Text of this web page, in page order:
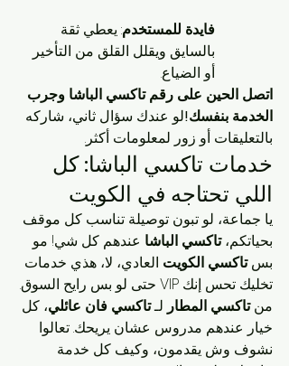
فايدة للمستخدم: يعطي ثقة
بالسايق ويقلل القلق من التأخير
أو الضياع.
اتصل الحين على رقم تاكسي الباشا وجرب
الخدمة بنفسك!لو عندك سؤال ثاني، شاركه
بالتعليقات أو زور لمعلومات أكثر.
خدمات تاكسي الباشا: كل
اللي تحتاجه في الكويت
يا جماعة، لو تبون توصيلة تناسب كل موقف
بحياتكم، تاكسي الباشا عندهم كل شي! مو
بس تاكسي الكويت العادي، لا، هذي خدمات
تخليك تحس إنك VIP حتى لو بس رايح السوق.
من تاكسي المطار لـ تاكسي فان عائلي، كل
خيار عندهم مدروس عشان يريحك. تعالوا
نشوف وش يقدمون، وكيف كل خدمة